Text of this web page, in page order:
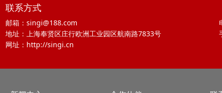
联系方式
邮箱：singi@188.com
地址：上海奉贤区庄行欧洲工业园区航南路7833号
网址：http://singi.cn